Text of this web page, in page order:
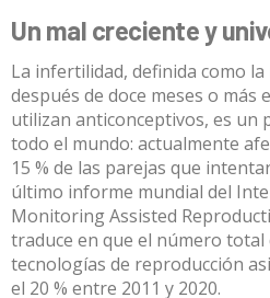
Un mal creciente y
La infertilidad, definida como
después de doce meses o más
utilizan anticonceptivos, es un
todo el mundo: actualmente
15 % de las parejas que
último informe mundial del
Monitoring Assisted
traduce en que el número total
tecnologías de reproducción
el 20 % entre 2011 y 2020.